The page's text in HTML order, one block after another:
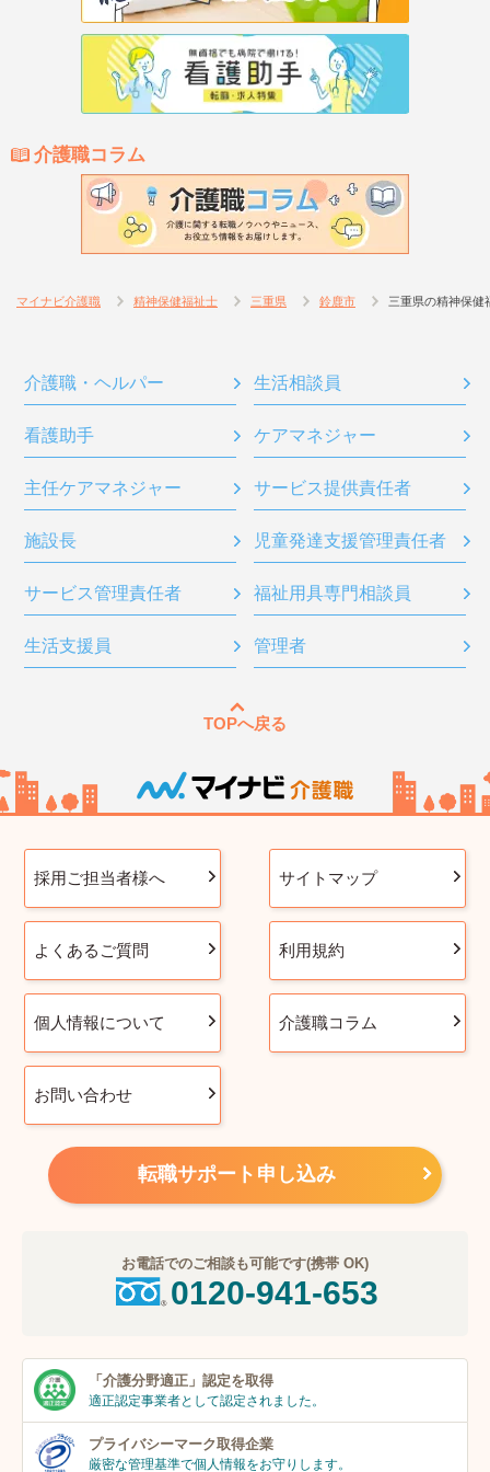
介護職コラム
マイナビ介護職 精神保健福祉士 三重県 鈴鹿市 三重県の精神保健
介護職・ヘルパー 生活相談員
看護助手 ケアマネジャー
主任ケアマネジャー サービス提供責任者
施設長 児童発達支援管理責任者
サービス管理責任者 福祉用具専門相談員
生活支援員 管理者
TOPへ戻る
採用ご担当者様へ サイトマップ
よくあるご質問 利用規約
個人情報について 介護職コラム
お問い合わせ
転職サポート申し込み
お電話でのご相談も可能です(携帯 OK)
0120-941-653
「介護分野適正」 認定を取得
適正認定事業者として認定されました。
プライバシーマーク取得企業
厳密な管理基準で個人情報をお守りします。